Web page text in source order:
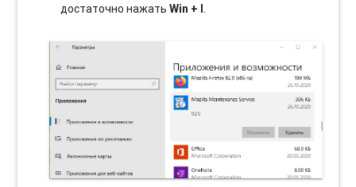
достаточно нажатьWin + I.